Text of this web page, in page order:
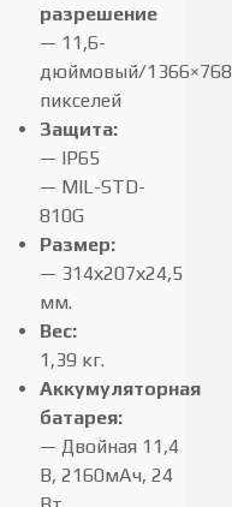
разрешение
— 11,6-
дюймовый/1366×768
пикселей
Защита:
— IP65
— MIL-STD-
810G
Размер:
— 314х207х24,5
мм.
Вес:
1,39 кг.
Аккумуляторная
батарея:
— Двойная 11,4
В, 2160мАч, 24